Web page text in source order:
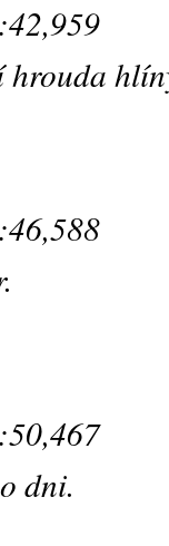
hrouda
dni.